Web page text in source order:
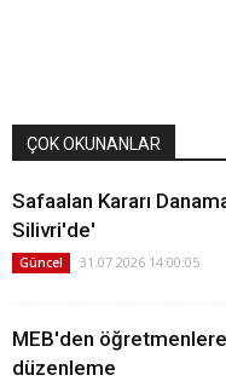
ÇOK OKUNANLAR
Safaalan Kararı
Silivri'de'
Güncel 31.07.2026 14:00:05
MEB'den
düzenleme